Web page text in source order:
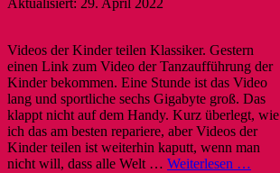
29. April 2022
Videos der Kinder teilen Klassiker. Gestern
einen Link zum Video der Tanzaufführung der
Kinder bekommen. Eine Stunde ist das Video
lang und sportliche sechs Gigabyte groß. Das
klappt nicht auf dem Handy. Kurz überlegt, wie
ich das am besten repariere, aber Videos der
Kinder teilen ist weiterhin kaputt, wenn man
nicht will, dass alle Welt … Weiterlesen …